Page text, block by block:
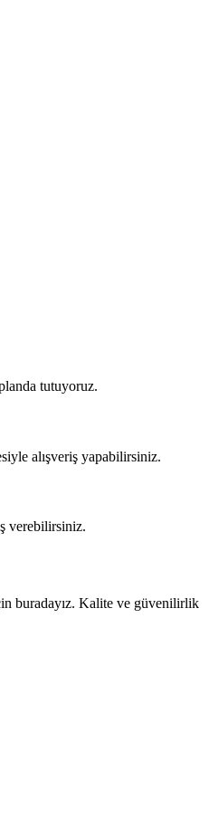
tutuyoruz.
alışveriş yapabilirsiniz.
verebilirsiniz.
buradayız. Kalite ve güvenilirlik